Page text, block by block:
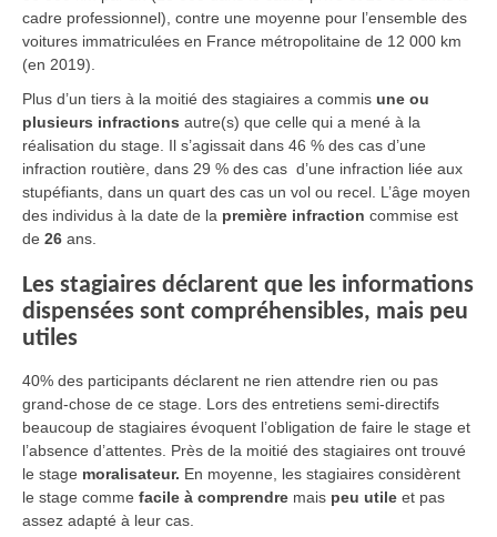
cadre professionnel), contre une moyenne pour l’ensemble des
voitures immatriculées en France métropolitaine de 12 000 km
(en 2019).
Plus d’un tiers à la moitié des stagiaires a commis une ou
plusieurs infractions autre(s) que celle qui a mené à la
réalisation du stage. Il s’agissait dans 46 % des cas d’une
infraction routière, dans 29 % des cas d’une infraction liée aux
stupéfiants, dans un quart des cas un vol ou recel. L’âge moyen
des individus à la date de la première infraction commise est
de 26 ans.
Les stagiaires déclarent que les informations
dispensées sont compréhensibles, mais peu
utiles
40% des participants déclarent ne rien attendre rien ou pas
grand-chose de ce stage. Lors des entretiens semi-directifs
beaucoup de stagiaires évoquent l’obligation de faire le stage et
l’absence d’attentes. Près de la moitié des stagiaires ont trouvé
le stage moralisateur. En moyenne, les stagiaires considèrent
le stage comme facile à comprendre mais peu utile et pas
assez adapté à leur cas.